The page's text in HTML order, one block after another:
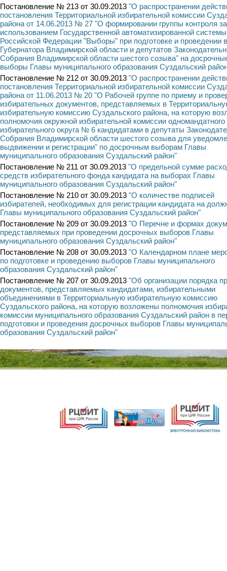
Постановление № 213 от 30.09.2013 "О распространении
постановления Территориальной избирательной комиссии
района от 14.06.2013 № 27 "О формировании группы контроля за
использованием Государственной автоматизированной системы
Российской Федерации "Выборы" при подготовке и проведении
Губернатора Владимирской области и депутатов
Собрания Владимирской области шестого созыва" на
выборы Главы муниципального образования Суздальский
Постановление № 212 от 30.09.2013 "О распространении
постановления Территориальной избирательной комиссии
района от 11.06.2013 № 20 "О Рабочей группе по приему и
избирательных документов, представляемых в
избирательную комиссию Суздальского района, на которую
полномочия окружной избирательной комиссии одномандатного
избирательного округа № 6 кандидатами в депутаты
Собрания Владимирской области шестого созыва для
выдвижении и регистрации" по досрочным выборам Главы
муниципального образования Суздальский район"
Постановление № 211 от 30.09.2013 "О предельной сумме
средств избирательного фонда кандидата на выборах Главы
муниципального образования Суздальский район"
Постановление № 210 от 30.09.2013 "О количестве подписей
избирателей, необходимых для регистрации кандидата на
Главы муниципального образования Суздальский район"
Постановление № 209 от 30.09.2013 "О Перечне и формах
представляемых при проведении досрочных выборов Главы
муниципального образования Суздальский район"
Постановление № 208 от 30.09.2013 "О Календарном плане
по подготовке и проведению выборов Главы муниципального
образования Суздальский район"
Постановление № 207 от 30.09.2013 "Об организации порядка
документов, представляемых кандидатами, избирательными
объединениями в Территориальную избирательную комиссию
Суздальского района, на которую возложены полномочия
комиссии муниципального образования Суздальский район в
подготовки и проведения досрочных выборов Главы
образования Суздальский район"